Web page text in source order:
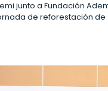
junto a Fundación
de reforestación de